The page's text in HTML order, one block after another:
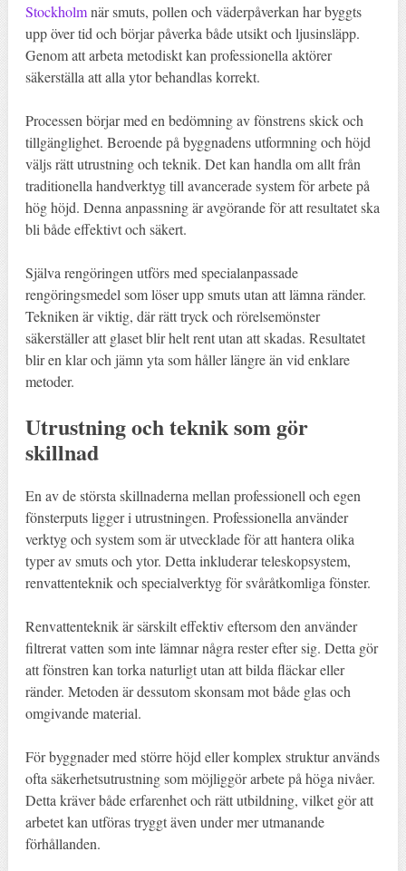
Stockholmnär smuts, pollen och väderpåverkan har byggts
upp över tid och börjar påverka både utsikt och ljusinsläpp.
Genom att arbeta metodiskt kan professionella aktörer
säkerställa att alla ytor behandlas korrekt.
Processen börjar med en bedömning av fönstrens skick och
tillgänglighet. Beroende på byggnadens utformning och höjd
väljs rätt utrustning och teknik. Det kan handla om allt från
traditionella handverktyg till avancerade system för arbete på
hög höjd. Denna anpassning är avgörande för att resultatet ska
bli både effektivt och säkert.
Själva rengöringen utförs med specialanpassade
rengöringsmedel som löser upp smuts utan att lämna ränder.
Tekniken är viktig, där rätt tryck och rörelsemönster
säkerställer att glaset blir helt rent utan att skadas. Resultatet
blir en klar och jämn yta som håller längre än vid enklare
metoder.
Utrustning och teknik som gör
skillnad
En av de största skillnaderna mellan professionell och egen
fönsterputs ligger i utrustningen. Professionella använder
verktyg och system som är utvecklade för att hantera olika
typer av smuts och ytor. Detta inkluderar teleskopsystem,
renvattenteknik och specialverktyg för svåråtkomliga fönster.
Renvattenteknik är särskilt effektiv eftersom den använder
filtrerat vatten som inte lämnar några rester efter sig. Detta gör
att fönstren kan torka naturligt utan att bilda fläckar eller
ränder. Metoden är dessutom skonsam mot både glas och
omgivande material.
För byggnader med större höjd eller komplex struktur används
ofta säkerhetsutrustning som möjliggör arbete på höga nivåer.
Detta kräver både erfarenhet och rätt utbildning, vilket gör att
arbetet kan utföras tryggt även under mer utmanande
förhållanden.